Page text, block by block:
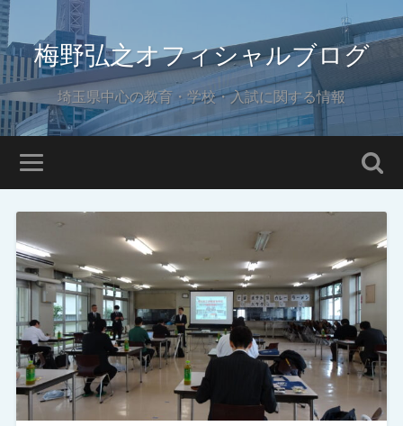
梅野弘之オフィシャルブログ
埼玉県中心の教育・学校・入試に関する情報